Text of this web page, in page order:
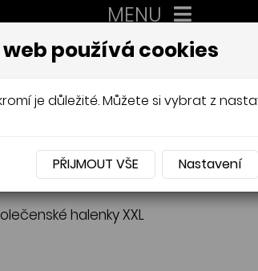
MENU
AUTORSKÉ ŠITÍ,
NABÍDKA
halenky XXL
používá cookies
je důležité. Můžete si vybrat z
PŘIJMOUT VŠE Nastavení